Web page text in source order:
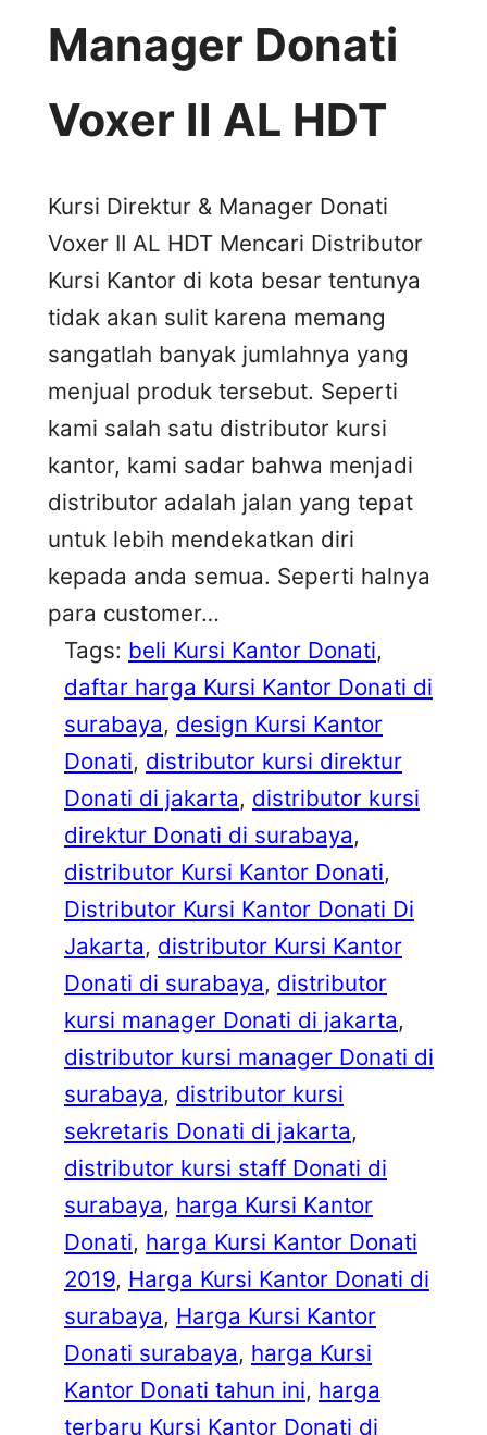
Manager Donati
Voxer II AL HDT
Kursi Direktur & Manager Donati
Voxer II AL HDT Mencari Distributor
Kursi Kantor di kota besar tentunya
tidak akan sulit karena memang
sangatlah banyak jumlahnya yang
menjual produk tersebut. Seperti
kami salah satu distributor kursi
kantor, kami sadar bahwa menjadi
distributor adalah jalan yang tepat
untuk lebih mendekatkan diri
kepada anda semua. Seperti halnya
para customer…
Tags: beli Kursi Kantor Donati
daftar harga Kursi Kantor Donati di
surabaya, design Kursi Kantor
Donati, distributor kursi direktur
Donati di jakarta, distributor kursi
direktur Donati di surabaya
distributor Kursi Kantor Donati
Distributor Kursi Kantor Donati Di
Jakarta, distributor Kursi Kantor
Donati di surabaya, distributor
kursi manager Donati di jakarta
distributor kursi manager Donati di
surabaya, distributor kursi
sekretaris Donati di jakarta
distributor kursi staff Donati di
surabaya, harga Kursi Kantor
Donati, harga Kursi Kantor Donati
2019, Harga Kursi Kantor Donati di
surabaya, Harga Kursi Kantor
Donati surabaya, harga Kursi
Kantor Donati tahun ini, harga
terbaru Kursi Kantor Donati di